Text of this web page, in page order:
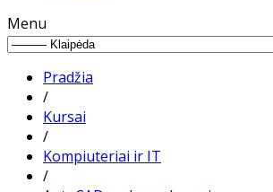
Menu
Pradžia
/
Kursai
/
Kompiuteriai ir IT
/